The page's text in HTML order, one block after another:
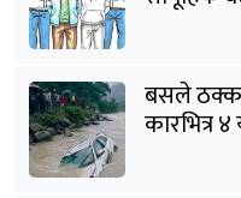
बसले
कारभित्र